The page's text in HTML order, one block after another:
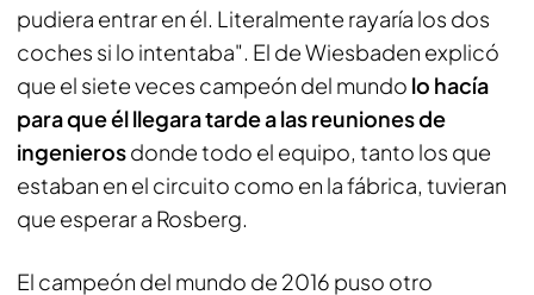
pudiera entrar en él. Literalmente rayaría los dos
coches si lo intentaba". El de Wiesbaden explicó
que el siete veces campeón del mundo lo hacía
para que él llegara tarde a las reuniones de
ingenierosdonde todo el equipo, tanto los que
estaban en el circuito como en la fábrica, tuvieran
que esperar a Rosberg.
El campeón del mundo de 2016 puso otro